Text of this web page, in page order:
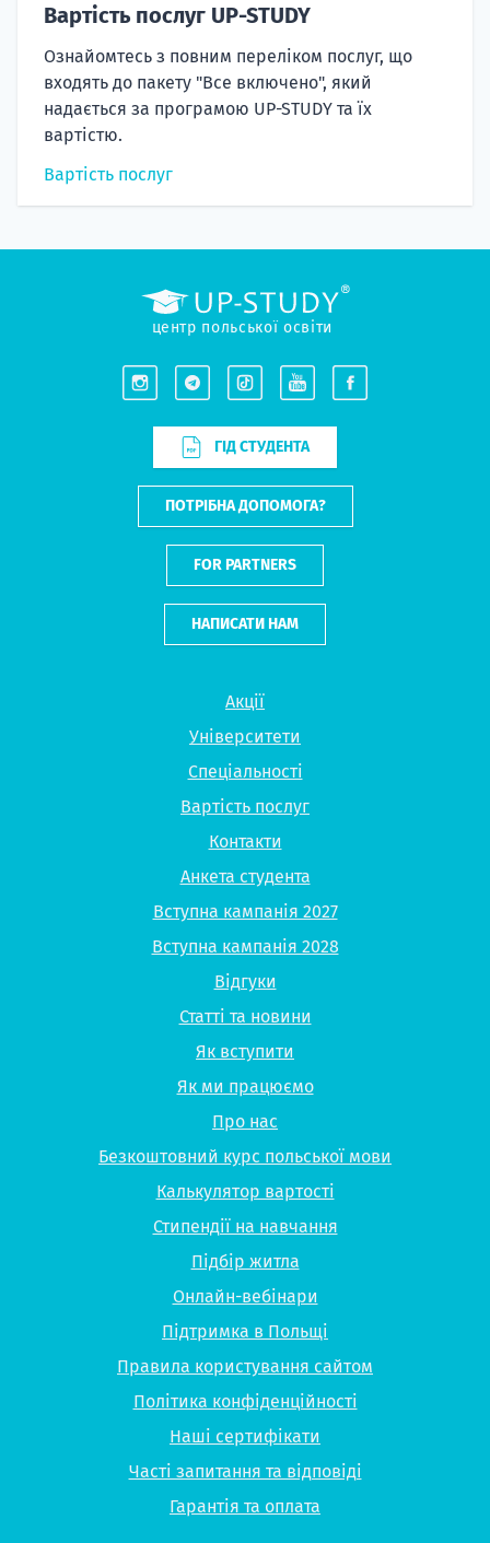
Вартість послуг UP-STUDY
Ознайомтесь з повним переліком послуг, що
входять до пакету "Все включено", який
надається за програмою UP-STUDY та їх
вартістю.
Вартість послуг
Акції
Університети
Спеціальності
Вартість послуг
Контакти
Анкета студента
Вступна кампанія 2027
Вступна кампанія 2028
Відгуки
Статті та новини
Як вступити
Як ми працюємо
Про нас
Безкоштовний курс польської мови
Калькулятор вартості
Стипендії на навчання
Підбір житла
Онлайн-вебінари
Підтримка в Польщі
Правила користування сайтом
Політика конфіденційності
Наші сертифікати
Часті запитання та відповіді
Гарантія та оплата
центр польської освіти
ГІД СТУДЕНТА
ПОТРІБНА ДОПОМОГА?
FOR PARTNERS
НАПИСАТИ НАМ